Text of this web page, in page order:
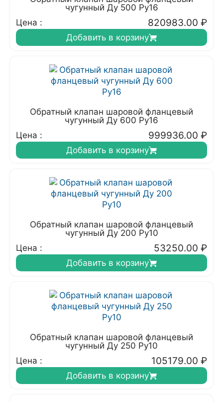
чугунный Ду 500 Ру16
Цена :
820983.00 ₽
Добавить в корзину
Обратный клапан шаровой фланцевый
чугунный Ду 600 Ру16
Цена :
999936.00 ₽
Добавить в корзину
Обратный клапан шаровой фланцевый
чугунный Ду 200 Ру10
Цена :
53250.00 ₽
Добавить в корзину
Обратный клапан шаровой фланцевый
чугунный Ду 250 Ру10
Цена :
105179.00 ₽
Добавить в корзину